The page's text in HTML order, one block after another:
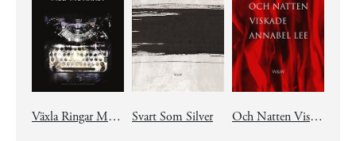
Växla Ringar Med Mörkret Svart Som Silver Och Natten Viskade Annabel Lee